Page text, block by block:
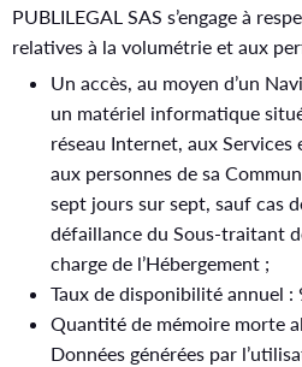
PUBLILEGAL SAS s’engage à
relatives à la volumétrie et aux
Un accès, au moyen d’un
un matériel informatique
réseau Internet, aux
aux personnes de sa
sept jours sur sept, sauf cas
défaillance du Sous-traitant
charge de l’Hébergement ;
Taux de disponibilité annuel :
Quantité de mémoire morte
Données générées par